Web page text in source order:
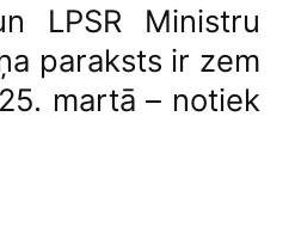
LPSR Ministru
paraksts ir zem
martā – notiek